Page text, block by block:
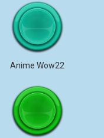
Anime Wow22